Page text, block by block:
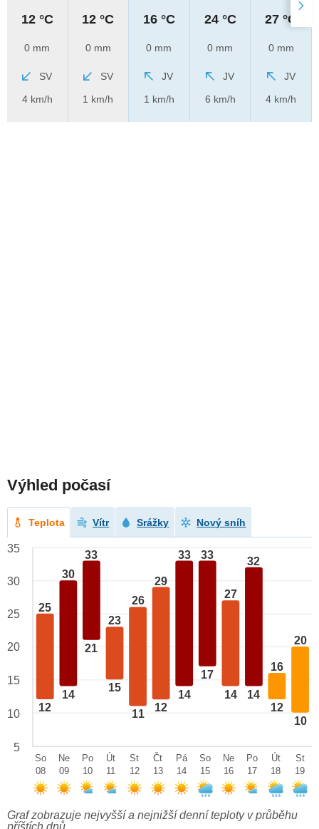
12 °C
0 mm
SV
4 km/h
12 °C
0 mm
SV
1 km/h
16 °C
0 mm
JV
1 km/h
24 °C
0 mm
JV
6 km/h
27 °C
0 mm
JV
4 km/h
Výhled počasí
Teplota Vítr Srážky Nový sníh
25
12
30
14
33
21
23
15
26
11
29
12
33
14
33
17
27
14
32
14
16
12
20
10
35
30
25
20
15
10
5
So
08
Ne
09
Po
10
Út
11
St
12
Čt
13
Pá
14
So
15
Ne
16
Po
17
Út
18
St
19
Graf zobrazuje nejvyšší a nejnižší denní teploty v průběhu